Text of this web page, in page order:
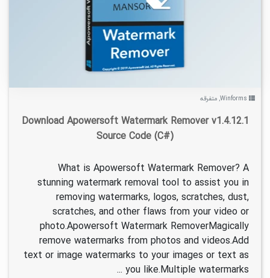
۱۴۰۱/۰۲/۱۸ ۴
Winforms
, متفرقه
Download Apowersoft Watermark Remover v1.4.12.1
Source Code (C#)
What is Apowersoft Watermark Remover? A
stunning watermark removal tool to assist you in
removing watermarks, logos, scratches, dust,
scratches, and other flaws from your video or
photo.Apowersoft Watermark RemoverMagically
remove watermarks from photos and videos.Add
text or image watermarks to your images or text as
you like.Multiple watermarks ...